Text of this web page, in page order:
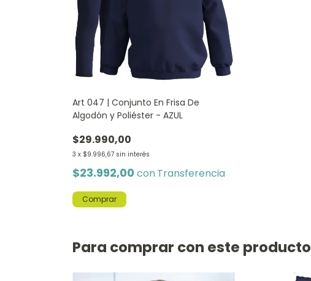
Art 047 | Conjunto En Frisa De
Algodón y Poliéster - AZUL
$29.990,00
3 x $9.996,67 sin interés
$23.992,00 conTransferencia
Comprar
Para comprar con este producto